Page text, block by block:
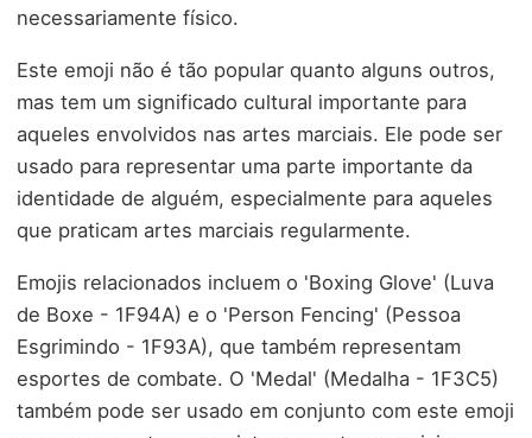
necessariamente físico.
Este emoji não é tão popular quanto alguns outros,
mas tem um significado cultural importante para
aqueles envolvidos nas artes marciais. Ele pode ser
usado para representar uma parte importante da
identidade de alguém, especialmente para aqueles
que praticam artes marciais regularmente.
Emojis relacionados incluem o 'Boxing Glove' (Luva
de Boxe - 1F94A) e o 'Person Fencing' (Pessoa
Esgrimindo - 1F93A), que também representam
esportes de combate. O 'Medal' (Medalha - 1F3C5)
também pode ser usado em conjunto com este emoji